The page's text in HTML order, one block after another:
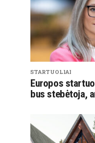
STARTUOLIAI
Europos
bus stebėtoja,